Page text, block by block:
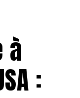
à
: